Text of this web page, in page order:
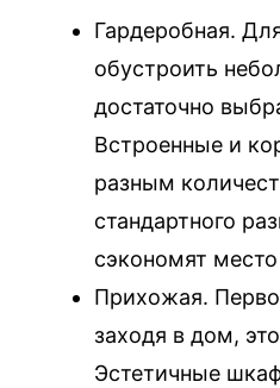
Гардеробная.
обустроить
достаточно
Встроенные и
разным
стандартного
сэкономят
Прихожая.
заходя в дом,
Эстетичные